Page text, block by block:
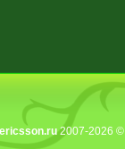
2007-2026 ©